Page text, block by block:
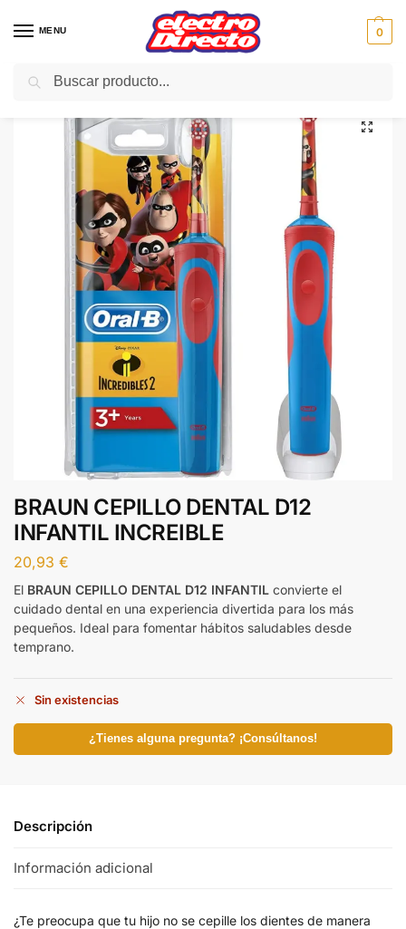
MENU 0
Inicio PAE / Cuidado personal
BRAUN CEPILLO DENTAL D12
INFANTIL INCREIBLE
20,93 €
El BRAUN CEPILLO DENTAL D12 INFANTIL convierte el
cuidado dental en una experiencia divertida para los más
pequeños. Ideal para fomentar hábitos saludables desde
temprano.
Sin existencias
¿Tienes alguna pregunta? ¡Consúltanos!
Descripción
Información adicional
¿Te preocupa que tu hijo no se cepille los dientes de manera